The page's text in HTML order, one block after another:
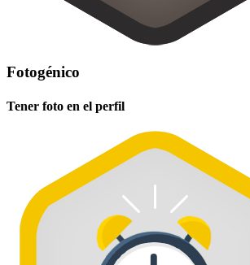
Fotogénico
Tener foto en el perfil